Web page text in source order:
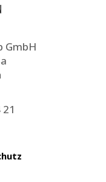
GmbH